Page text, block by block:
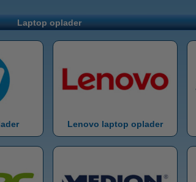
Laptop oplader
Lenovo laptop oplader